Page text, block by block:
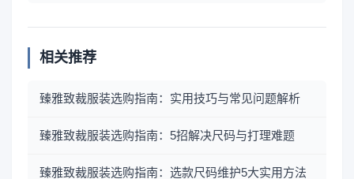
相关推荐
臻雅致裁服装选购指南：实用技巧与常见问题解析
臻雅致裁服装选购指南：5招解决尺码与打理难题
臻雅致裁服装选购指南：选款尺码维护5大实用方法